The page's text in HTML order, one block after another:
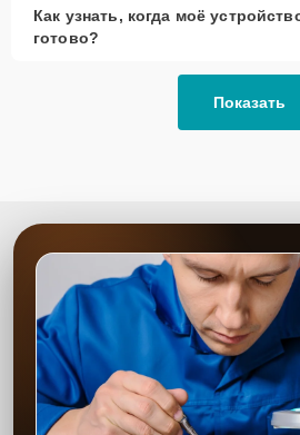
Как узнать, когда моё
готово?
Показать